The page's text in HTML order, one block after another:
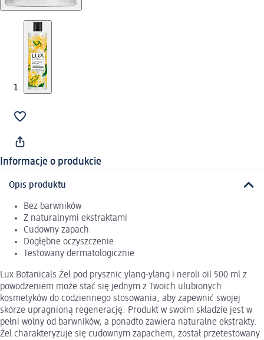
Informacje o produkcie
Opis produktu
Bez barwników
Z naturalnymi ekstraktami
Cudowny zapach
Dogłębne oczyszczenie
Testowany dermatologicznie
Lux Botanicals Żel pod prysznic ylang-ylang i neroli oil 500 ml z
powodzeniem może stać się jednym z Twoich ulubionych
kosmetyków do codziennego stosowania, aby zapewnić swojej
skórze upragnioną regenerację. Produkt w swoim składzie jest w
pełni wolny od barwników, a ponadto zawiera naturalne ekstrakty.
Żel charakteryzuje się cudownym zapachem, został przetestowany